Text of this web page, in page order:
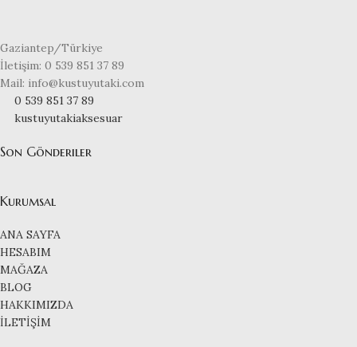
Gaziantep/Türkiye
İletişim: 0 539 851 37 89
Mail: info@kustuyutaki.com
0 539 851 37 89
kustuyutakiaksesuar
Son Gönderiler
Kurumsal
ANA SAYFA
HESABIM
MAĞAZA
BLOG
HAKKIMIZDA
İLETİŞİM